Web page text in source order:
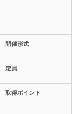
開催形式
定員
取得ポイント